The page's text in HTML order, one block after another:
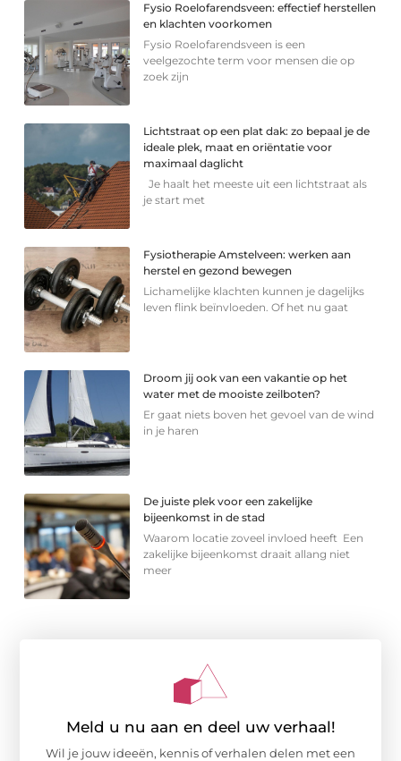
Fysio Roelofarendsveen: effectief herstellen
en klachten voorkomen
Fysio Roelofarendsveen is een
veelgezochte term voor mensen die op
zoek zijn
Lichtstraat op een plat dak: zo bepaal je de
ideale plek, maat en oriëntatie voor
maximaal daglicht
Je haalt het meeste uit een lichtstraat als
je start met
Fysiotherapie Amstelveen: werken aan
herstel en gezond bewegen
Lichamelijke klachten kunnen je dagelijks
leven flink beïnvloeden. Of het nu gaat
Droom jij ook van een vakantie op het
water met de mooiste zeilboten?
Er gaat niets boven het gevoel van de wind
in je haren
De juiste plek voor een zakelijke
bijeenkomst in de stad
Waarom locatie zoveel invloed heeft Een
zakelijke bijeenkomst draait allang niet
meer
Meld u nu aan en deel uw verhaal!
Wil je jouw ideeën, kennis of verhalen delen met een